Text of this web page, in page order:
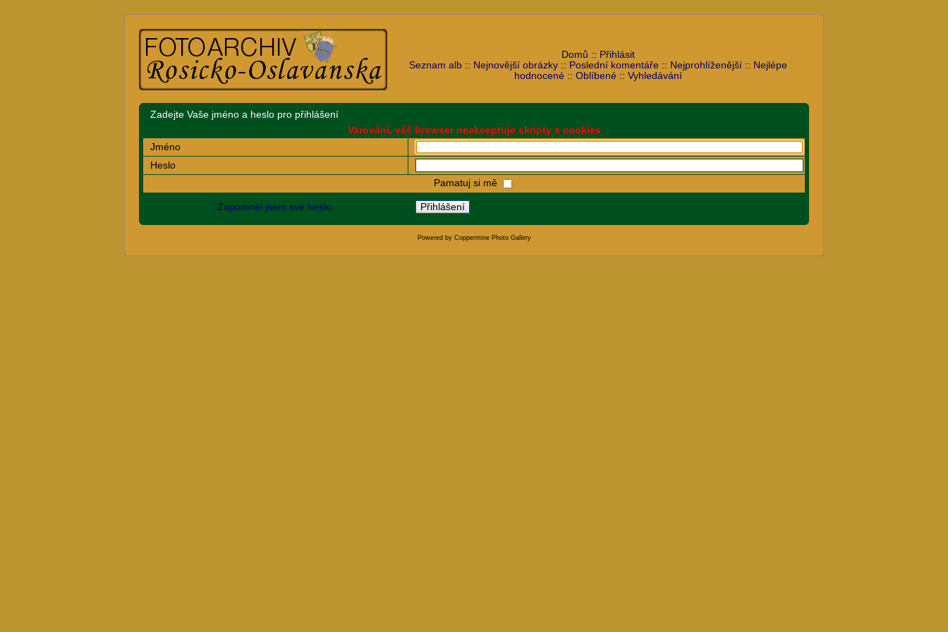
Domů :: Přihlásit
Seznam alb :: Nejnovější obrázky :: Poslední komentáře :: Nejprohlíženější :: Nejlépe
hodnocené :: Oblíbené :: Vyhledávání
Zadejte Vaše jméno a heslo pro přihlášení
Varování, váš browser neakceptuje skripty s cookies
Jméno
Heslo
Pamatuj si mě
Zapomněl jsem své heslo.
Powered by Coppermine Photo Gallery